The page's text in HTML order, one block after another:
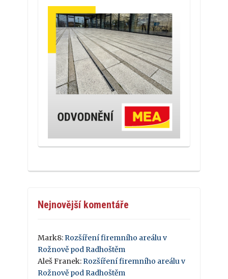
Nejnovější komentáře
Mark8: Rozšíření firemního areálu v
Rožnově pod Radhoštěm
Aleš Franek: Rozšíření firemního areálu v
Rožnově pod Radhoštěm